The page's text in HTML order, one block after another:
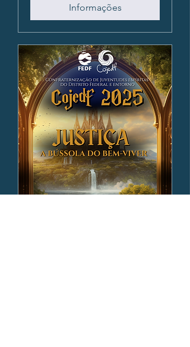
Informações